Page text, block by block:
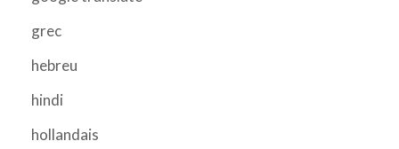
grec
hebreu
hindi
hollandais